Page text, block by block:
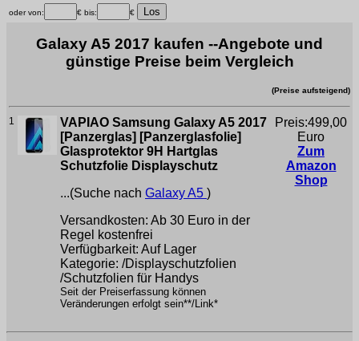
oder von: € bis: €
Galaxy A5 2017 kaufen --Angebote und
günstige Preise beim Vergleich
(Preise aufsteigend)
1
VAPIAO Samsung Galaxy A5 2017
[Panzerglas] [Panzerglasfolie]
Glasprotektor 9H Hartglas
Schutzfolie Displayschutz
...(Suche nach Galaxy A5 )
Versandkosten: Ab 30 Euro in der
Regel kostenfrei
Verfügbarkeit: Auf Lager
Kategorie: /Displayschutzfolien
/Schutzfolien für Handys
Seit der Preiserfassung können
Veränderungen erfolgt sein**/Link*
Preis:499,00
Euro
Zum
Amazon
Shop